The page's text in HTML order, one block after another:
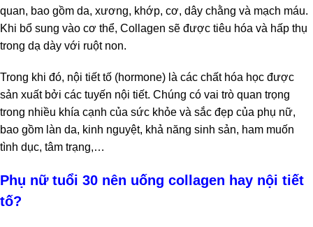
quan, bao gồm da, xương, khớp, cơ, dây chằng và mạch máu.
Khi bổ sung vào cơ thể, Collagen sẽ được tiêu hóa và hấp thụ
trong dạ dày với ruột non.
Trong khi đó, nội tiết tố (hormone) là các chất hóa học được
sản xuất bởi các tuyến nội tiết. Chúng có vai trò quan trọng
trong nhiều khía cạnh của sức khỏe và sắc đẹp của phụ nữ,
bao gồm làn da, kinh nguyệt, khả năng sinh sản, ham muốn
tình dục, tâm trạng,…
Phụ nữ tuổi 30 nên uống collagen hay nội tiết
tố?